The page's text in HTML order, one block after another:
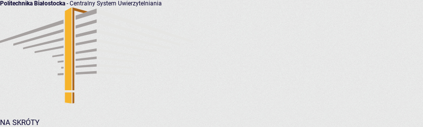
Politechnika Białostocka - Centralny System Uwierzytelniania
NA SKRÓTY